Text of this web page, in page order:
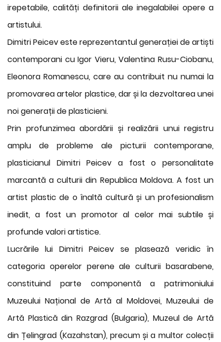
irepetabile, calități definitorii ale inegalabilei opere a
artistului.
Dimitri Peicev este reprezentantul generației de artiști
contemporani cu Igor Vieru, Valentina Rusu-Ciobanu,
Eleonora Romanescu, care au contribuit nu numai la
promovarea artelor plastice, dar și la dezvoltarea unei
noi generații de plasticieni.
Prin profunzimea abordării și realizării unui registru
amplu de probleme ale picturii contemporane,
plasticianul Dimitri Peicev a fost o personalitate
marcantă a culturii din Republica Moldova. A fost un
artist plastic de o înaltă cultură și un profesionalism
inedit, a fost un promotor al celor mai subtile și
profunde valori artistice.
Lucrările lui Dimitri Peicev se plasează veridic în
categoria operelor perene ale culturii basarabene,
constituind parte componentă a patrimoniului
Muzeului Național de Artă al Moldovei, Muzeului de
Artă Plastică din Razgrad (Bulgaria), Muzeul de Artă
din Țelingrad (Kazahstan), precum și a multor colecții